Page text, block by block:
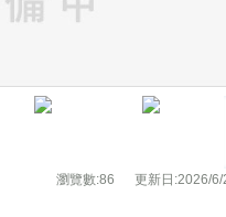
瀏覽數:86 更新日:2026/6/